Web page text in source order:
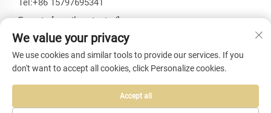
Tel:+86 15797695341
E-posta:[email protected]
Telif Hakkı © Shenzhen Kingstar Bags And Cases Co., Ltd.
Tüm Hakları Saklıdır -Gizlilik politikası-Blog
We value your privacy
We use cookies and similar tools to provide our services. If you
don't want to accept all cookies, click Personalize cookies.
Accept all